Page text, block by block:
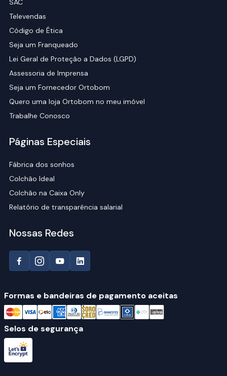
SAC
Televendas
Código de Ética
Seja um Franqueado
Lei Geral de Proteção a Dados (LGPD)
Assessoria de Imprensa
Seja um Fornecedor Ortobom
Quero uma loja Ortobom no meu imóvel
Trabalhe Conosco
Páginas Especiais
Fábrica dos sonhos
Colchão Ideal
Colchão na Caixa Only
Relatório de transparência salarial
Nossas Redes
Formas e bandeiras de pagamento aceitas
Selos de segurança